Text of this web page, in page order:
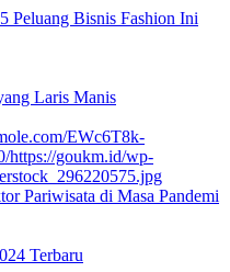
Peluang Bisnis Fashion Ini
Laris Manis
Pariwisata di Masa Pandemi
Terbaru